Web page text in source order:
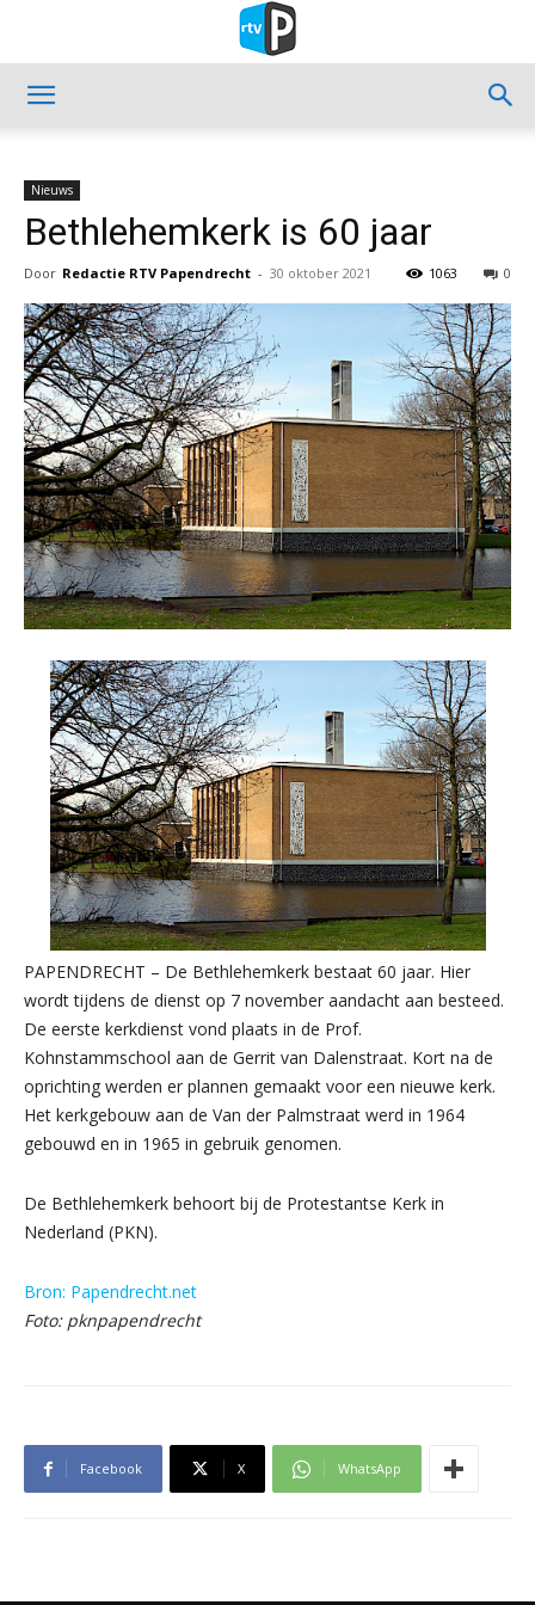
Nieuws
Bethlehemkerk is 60 jaar
Door Redactie RTV Papendrecht - 30 oktober 2021 0
1063
PAPENDRECHT – De Bethlehemkerk bestaat 60 jaar. Hier
wordt tijdens de dienst op 7 november aandacht aan besteed.
De eerste kerkdienst vond plaats in de Prof.
Kohnstammschool aan de Gerrit van Dalenstraat. Kort na de
oprichting werden er plannen gemaakt voor een nieuwe kerk.
Het kerkgebouw aan de Van der Palmstraat werd in 1964
gebouwd en in 1965 in gebruik genomen.
De Bethlehemkerk behoort bij de Protestantse Kerk in
Nederland (PKN).
Bron: Papendrecht.net
Foto: pknpapendrecht
Facebook X WhatsApp